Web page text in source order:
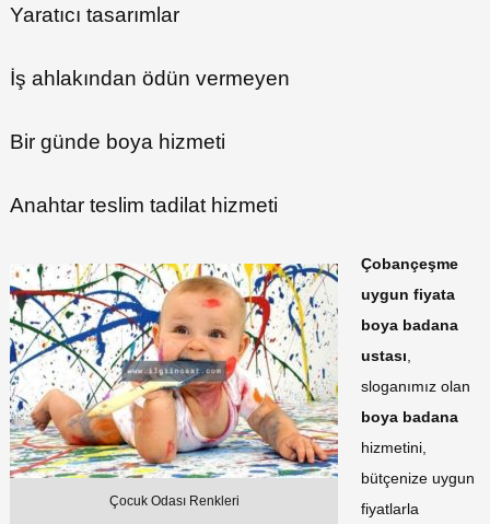
Yaratıcı tasarımlar
İş ahlakından ödün vermeyen
Bir günde boya hizmeti
Anahtar teslim tadilat hizmeti
Çocuk Odası Renkleri
Çobançeşme
uygun fiyata
boya badana
ustası
sloganımız olan
boya badana
hizmetini,
bütçenize uygun
fiyatlarla